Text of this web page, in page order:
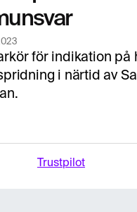
för indikation på
i närtid av
Trustpilot